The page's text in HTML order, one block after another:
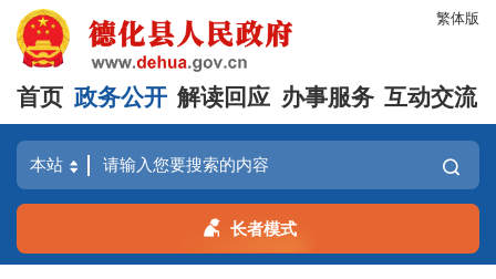
繁体版
首页 政务公开 解读回应 办事服务 互动交流
长者模式